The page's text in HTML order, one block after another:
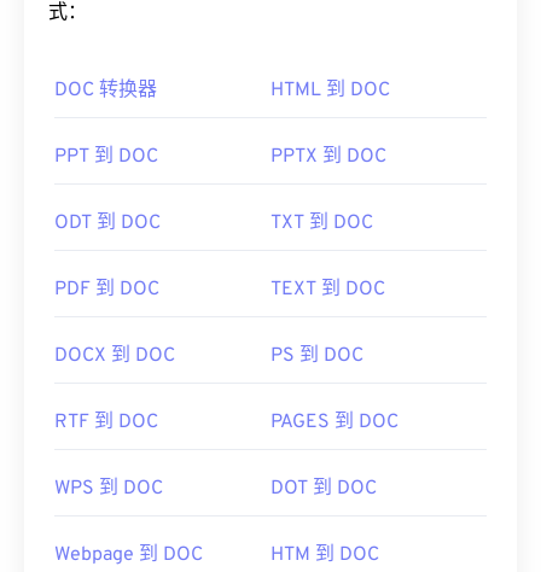
默认打开 WebP 的程序是
Google
文件也可在GIMP Microsoft Paint 上自动打开。除
式。
Photopea。此外，还可以尝试Corel PaintShop Pro
的插件。
开发者： 谷歌
有用的链接：
式：
DOC 转换器 HTML 到 DOC
PPT 到 DOC PPTX 到 DOC
ODT 到 DOC TXT 到 DOC
PDF 到 DOC TEXT 到 DOC
DOCX 到 DOC PS 到 DOC
RTF 到 DOC PAGES 到 DOC
WPS 到 DOC DOT 到 DOC
Webpage 到 DOC HTM 到 DOC